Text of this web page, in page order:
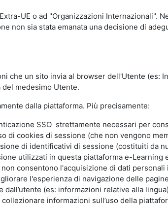
UE o ad "Organizzazioni Internazionali".
non sia stata emanata una decisione di
che un sito invia al browser dell'Utente (es:
medesimo Utente.
dalla piattaforma. Più precisamente:
SSO strettamente necessari per
di cookies di sessione (che non vengono
di identificativi di sessione (costituiti da
utilizzati in questa piattaforma e-
consentono l'acquisizione di dati
l'esperienza di navigazione delle
(es: informazioni relative alla lingua)
informazioni sull’uso della